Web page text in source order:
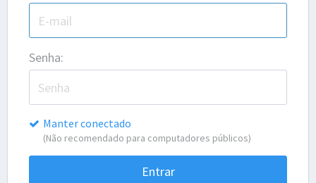
Senha:
Manter conectado
(Não recomendado para computadores públicos)